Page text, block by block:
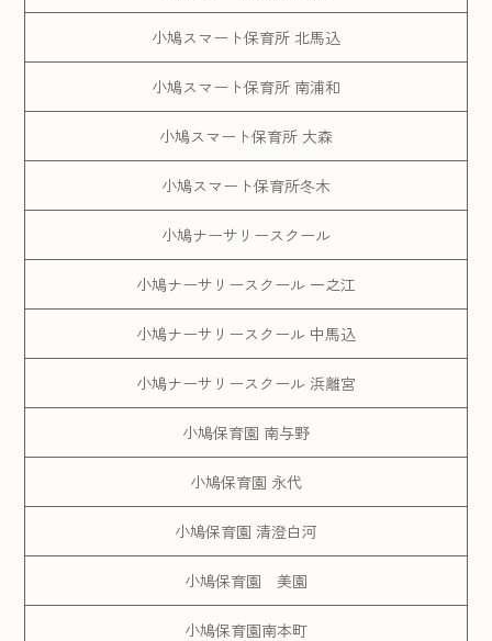
小鳩スマート保育所 北馬込
小鳩スマート保育所 南浦和
小鳩スマート保育所 大森
小鳩スマート保育所冬木
小鳩ナーサリースクール
小鳩ナーサリースクール 一之江
小鳩ナーサリースクール 中馬込
小鳩ナーサリースクール 浜離宮
小鳩保育園 南与野
小鳩保育園 永代
小鳩保育園 清澄白河
小鳩保育園 美園
小鳩保育園南本町